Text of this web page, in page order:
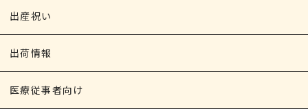
出産祝い
出荷情報
医療従事者向け